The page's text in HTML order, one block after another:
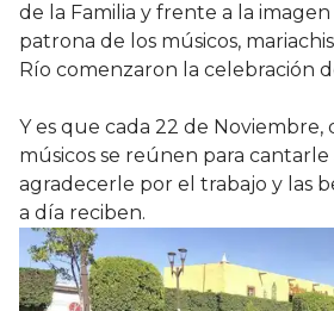
de la Familia y frente a la imagen
patrona de los músicos,
Río comenzaron la celebración
Y es que cada 22 de Noviembre,
músicos se reúnen para cantarle
agradecerle por el trabajo y las
a día reciben.